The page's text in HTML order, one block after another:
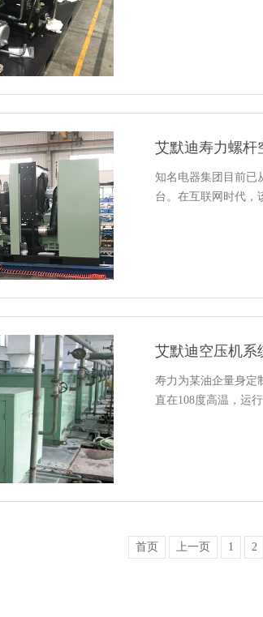
艾默迪寿力螺杆
知名电器集团目前已
台。在互联网时代，
艾默迪空压机系
寿力为某油企量身定
直在108度高温，运
首页 上一页 1 2